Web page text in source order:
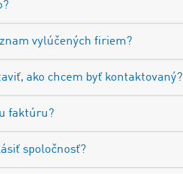
vylúčených firiem?
ako chcem byť kontaktovaný?
faktúru?
spoločnosť?